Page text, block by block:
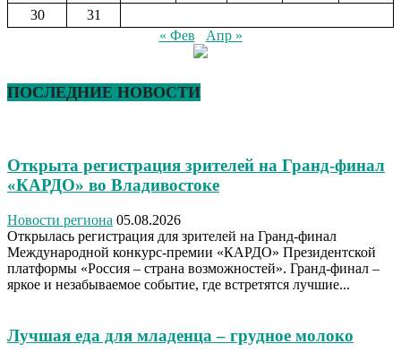
30
31
« Фев
Апр »
ПОСЛЕДНИЕ НОВОСТИ
Открыта регистрация зрителей на Гранд-финал
«КАРДО» во Владивостоке
Новости региона 05.08.2026
Открылась регистрация для зрителей на Гранд-финал
Международной конкурс-премии «КАРДО» Президентской
платформы «Россия – страна возможностей». Гранд-финал –
яркое и незабываемое событие, где встретятся лучшие...
Лучшая еда для младенца – грудное молоко